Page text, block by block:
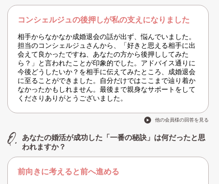
コンシェルジュの後押しが私の支えになりました
相手からなかなか成婚退会の話が出ず、悩んでいました。
担当のコンシェルジュさんから、「好きと思える相手に出
会えて良かったですね、あなたの方から後押ししてみた
ら？」と言われたことが印象的でした。アドバイス通りに
今後どうしたいか？を相手に伝えてみたところ、成婚退会
に至ることができました。自分だけではここまで辿り着か
なかったかもしれません。最後まで親身なサポートをして
くださりありがとうございました。
他の会員様の回答を見る
あなたの婚活が成功した「一番の秘訣」は何だったと思
われますか？
前向きに考えると前へ進める